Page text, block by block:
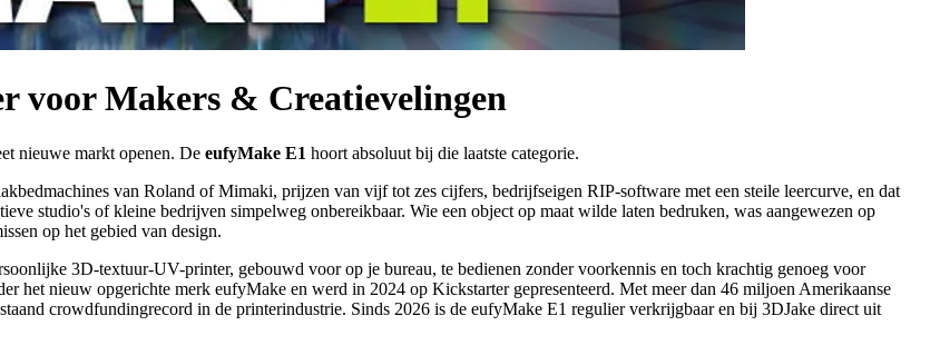
voor Makers & Creatievelingen
nieuwe markt openen. De eufyMake E1 hoort absoluut bij die laatste categorie.
van Roland of Mimaki, prijzen van vijf tot zes cijfers, bedrijfseigen RIP-software met een steile leercurve, en dat
studio's of kleine bedrijven simpelweg onbereikbaar. Wie een object op maat wilde laten bedruken, was aangewezen op
op het gebied van design.
3D-textuur-UV-printer, gebouwd voor op je bureau, te bedienen zonder voorkennis en toch krachtig genoeg voor
het nieuw opgerichte merk eufyMake en werd in 2024 op Kickstarter gepresenteerd. Met meer dan 46 miljoen Amerikaanse
crowdfundingrecord in de printerindustrie. Sinds 2026 is de eufyMake E1 regulier verkrijgbaar en bij 3DJake direct uit